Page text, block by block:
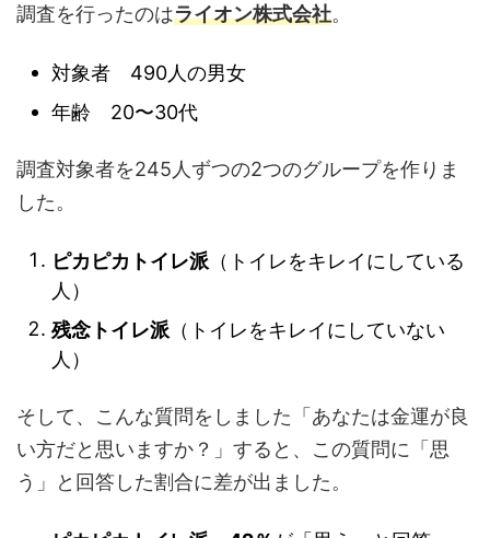
調査を行ったのはライオン株式会社。
対象者 490人の男女
年齢 20〜30代
調査対象者を245人ずつの2つのグループを作りま
した。
ピカピカトイレ派 （トイレをキレイにしている
人）
残念トイレ派 （トイレをキレイにしていない
人）
そして、こんな質問をしました「あなたは金運が良
い方だと思いますか？」すると、この質問に「思
う」と回答した割合に差が出ました。